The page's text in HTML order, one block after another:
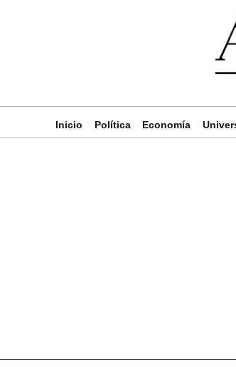
Inicio Política Economía